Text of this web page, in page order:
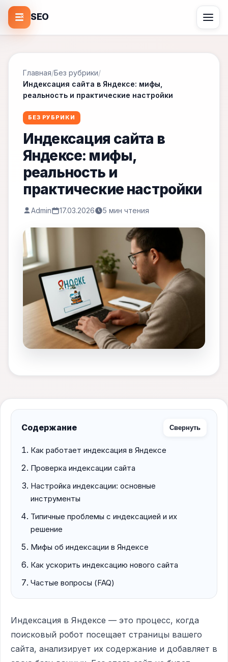
SEO
Главная/Без рубрики/
Индексация сайта в Яндексе: мифы,
реальность и практические настройки
БЕЗ РУБРИКИ
Индексация сайта в
Яндексе: мифы,
реальность и
практические настройки
Admin 17.03.2026 5 мин чтения
Содержание Свернуть
Как работает индексация в Яндексе
Проверка индексации сайта
Настройка индексации: основные
инструменты
Типичные проблемы с индексацией и их
решение
Мифы об индексации в Яндексе
Как ускорить индексацию нового сайта
Частые вопросы (FAQ)
Индексация в Яндексе — это процесс, когда
поисковый робот посещает страницы вашего
сайта, анализирует их содержание и добавляет в